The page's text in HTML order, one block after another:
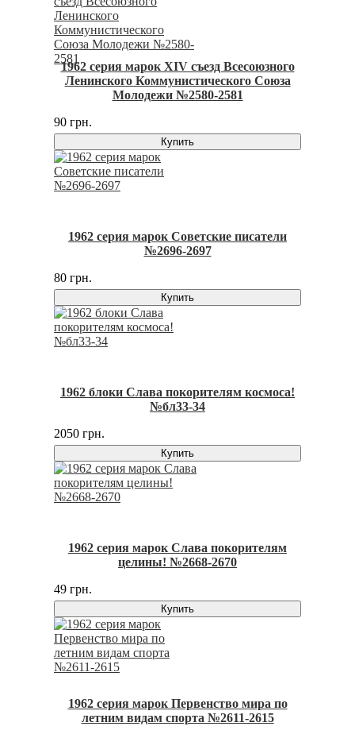
1962 серия марок XIV съезд Всесоюзного
Ленинского Коммунистического Союза
Молодежи №2580-2581
90 грн.
Купить
1962 серия марок Советские писатели
№2696-2697
80 грн.
Купить
1962 блоки Слава покорителям космоса!
№бл33-34
2050 грн.
Купить
1962 серия марок Слава покорителям
целины! №2668-2670
49 грн.
Купить
1962 серия марок Первенство мира по
летним видам спорта №2611-2615